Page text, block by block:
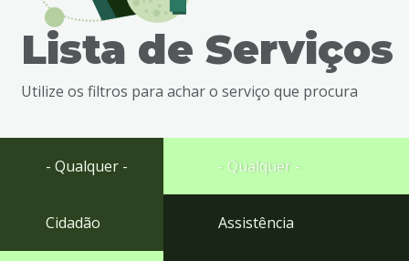
busca
Ir
Lista de Serviços
Utilize os filtros para achar o serviço que procura
- Qualquer -
Cidadão
- Qualquer -
Assistência